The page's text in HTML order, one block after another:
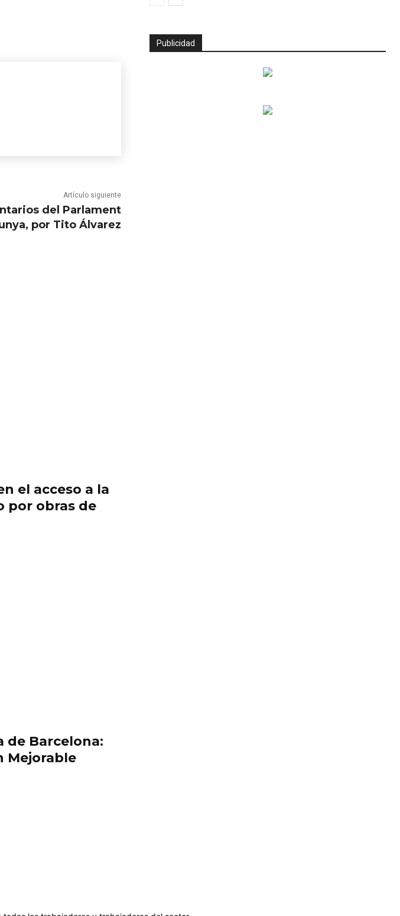
Artículo siguiente
del Parlament
por Tito Álvarez
el acceso a la
por obras de
de Barcelona:
Mejorable
Publicidad